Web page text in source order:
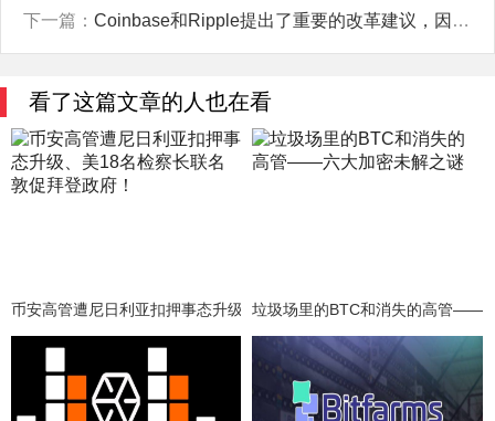
下一篇： Coinbase和Ripple提出了重要的改革建议，因为Elon Musk的DOGE意在推动对SEC进行改革。
看了这篇文章的人也在看
币安高管遭尼日利亚扣押事态升级、美18名检察长联名敦促拜登政府！
垃圾场里的BTC和消失的高管——